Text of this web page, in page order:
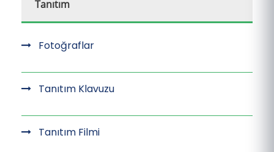
Tanıtım
Fotoğraflar
Tanıtım Klavuzu
Tanıtım Filmi